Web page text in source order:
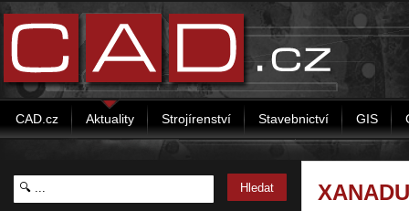
CAD.cz Aktuality Strojírenství Stavebnictví GIS